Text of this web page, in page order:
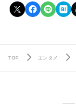
TOP エンタメ